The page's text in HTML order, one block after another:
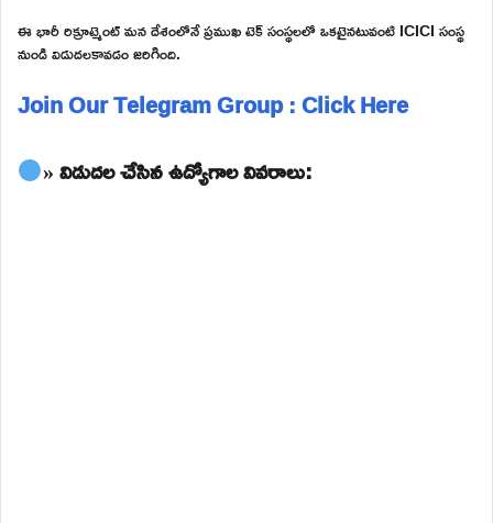
ఈ భారీ రిక్రూట్మెంట్ మన దేశంలోనే ప్రముఖ టెక్ సంస్థలలో ఒకటైనటువంటి ICICI సంస్థ
నుండి విడుదలకావడం జరిగింది.
Join Our Telegram Group : Click Here
» విడుదల చేసిన ఉద్యోగాల వివరాలు: